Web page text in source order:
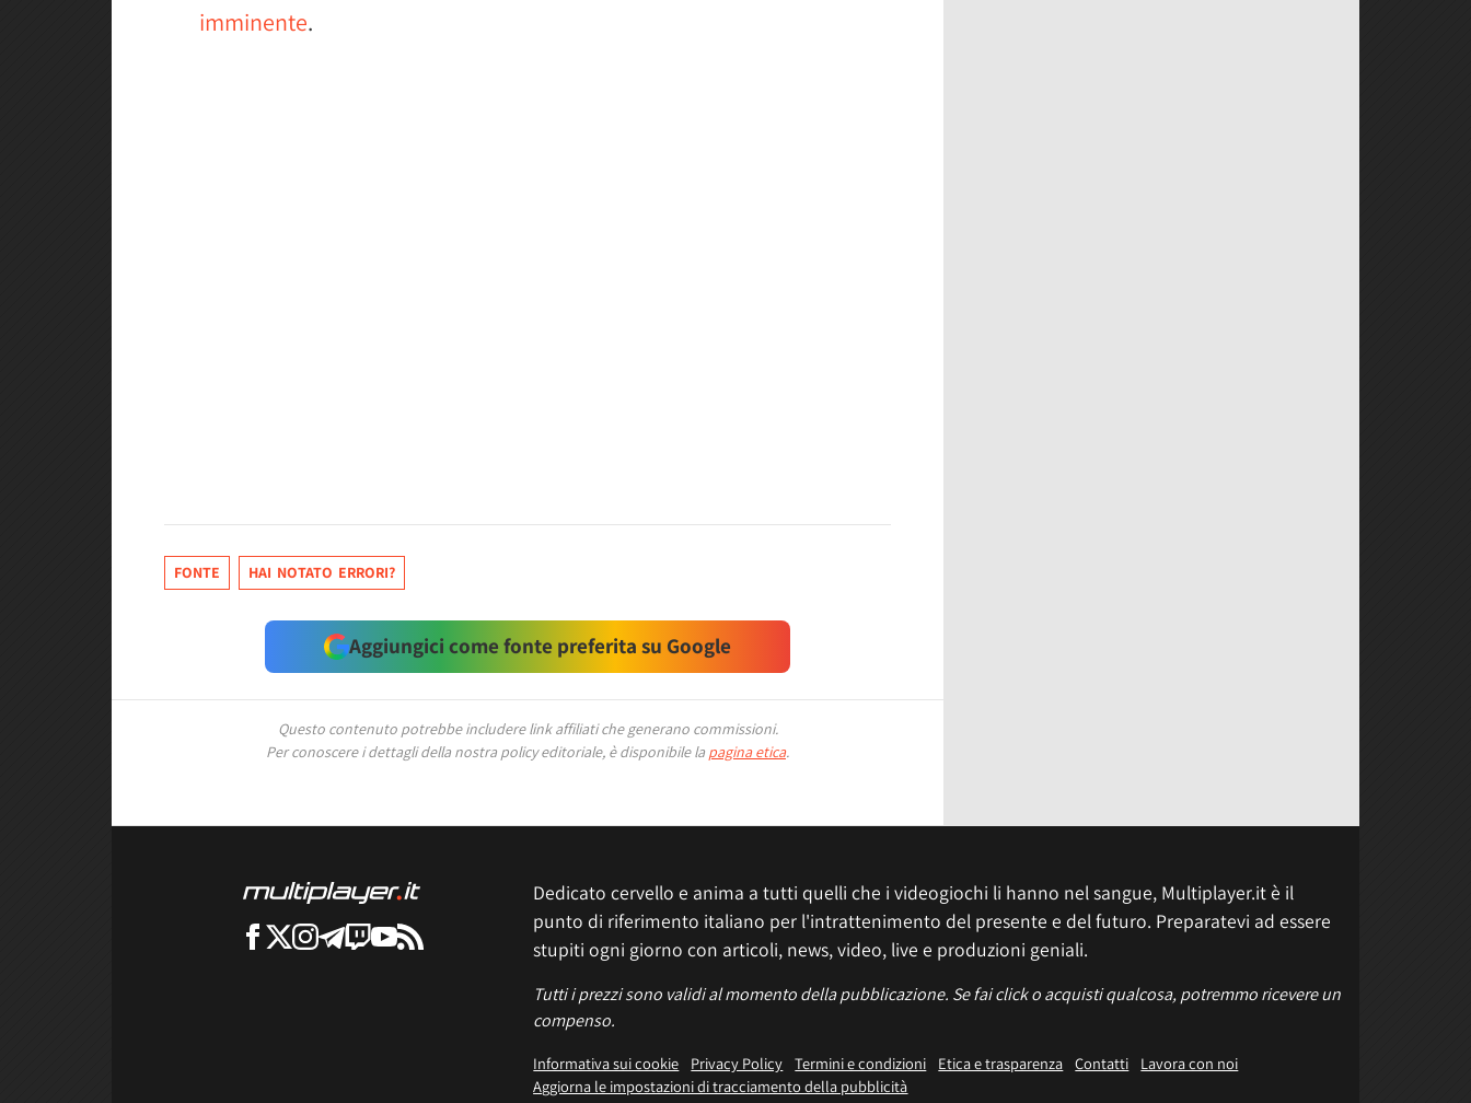
imminente.
FONTE HAI NOTATO ERRORI?
Aggiungici come fonte preferita su Google
Questo contenuto potrebbe includere link affiliati che generano commissioni.
Per conoscere i dettagli della nostra policy editoriale, è disponibile la pagina etica.
Dedicato cervello e anima a tutti quelli che i videogiochi li hanno nel sangue, Multiplayer.it è il
punto di riferimento italiano per l'intrattenimento del presente e del futuro. Preparatevi ad essere
stupiti ogni giorno con articoli, news, video, live e produzioni geniali.
Tutti i prezzi sono validi al momento della pubblicazione. Se fai click o acquisti qualcosa, potremmo ricevere un
compenso.
Informativa sui cookie Privacy Policy Termini e condizioni Etica e trasparenza Contatti
Lavora con noi
Aggiorna le impostazioni di tracciamento della pubblicità